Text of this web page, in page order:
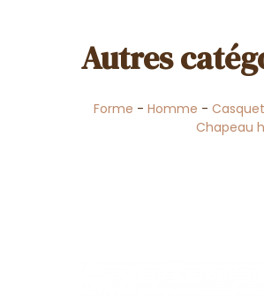
Autres
Forme - Homme -
Chapeau